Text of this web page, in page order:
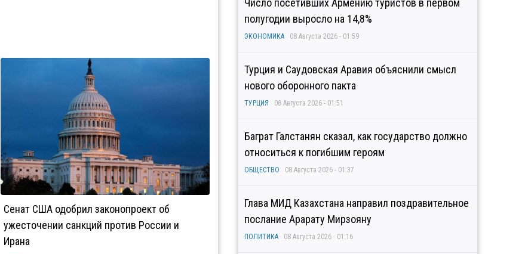
Сенат США одобрил законопроект об
ужесточении санкций против России и
Ирана
Число посетивших Армению туристов в первом
полугодии выросло на 14,8%
ЭКОНОМИКА 08 Августа 2026 - 01:59
Турция и Саудовская Аравия объяснили смысл
нового оборонного пакта
ТУРЦИЯ 08 Августа 2026 - 01:51
Баграт Галстанян сказал, как государство должно
относиться к погибшим героям
ОБЩЕСТВО 08 Августа 2026 - 01:37
Глава МИД Казахстана направил поздравительное
послание Арарату Мирзояну
ПОЛИТИКА 08 Августа 2026 - 01:16